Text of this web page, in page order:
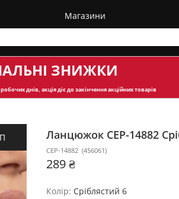
Магазини
ЗНИЖКИ
днів, акція діє до закінчення акційних товарів
Ланцюжок CEP-14882
CEP-14882 (456061)
289 ₴
Колір: Сріблястий 6